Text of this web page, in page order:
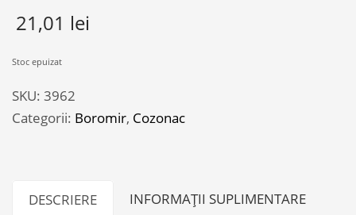
21,01 lei
Stoc epuizat
SKU: 3962
Categorii: Boromir, Cozonac
DESCRIERE INFORMAȚII SUPLIMENTARE